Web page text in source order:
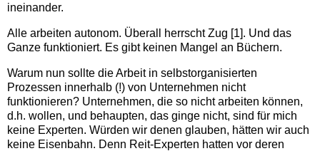
ineinander.
Alle arbeiten autonom. Überall herrscht Zug [1]. Und das
Ganze funktioniert. Es gibt keinen Mangel an Büchern.
Warum nun sollte die Arbeit in selbstorganisierten
Prozessen innerhalb (!) von Unternehmen nicht
funktionieren? Unternehmen, die so nicht arbeiten können,
d.h. wollen, und behaupten, das ginge nicht, sind für mich
keine Experten. Würden wir denen glauben, hätten wir auch
keine Eisenbahn. Denn Reit-Experten hatten vor deren